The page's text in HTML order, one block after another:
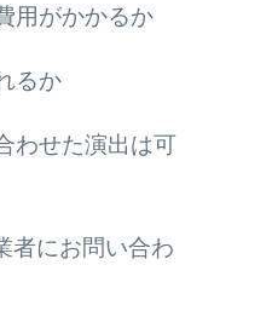
用がかかるか
るか
わせた演出は可
者にお問い合わ